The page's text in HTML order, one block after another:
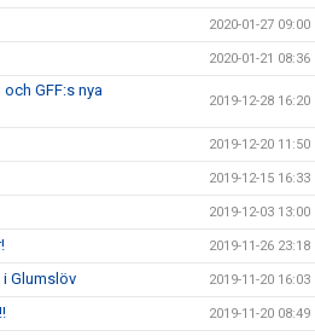
2020-01-27 09:00
2020-01-21 08:36
GFF:s nya
2019-12-28 16:20
2019-12-20 11:50
2019-12-15 16:33
2019-12-03 13:00
2019-11-26 23:18
Glumslöv 2019-11-20 16:03
2019-11-20 08:49